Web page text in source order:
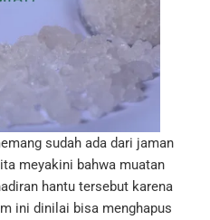
sudah ada dari jaman
meyakini bahwa muatan
hantu tersebut karena
ini dinilai bisa menghapus